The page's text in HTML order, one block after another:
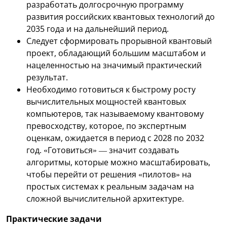
разработать долгосрочную программу
развития российских квантовых технологий до
2035 года и на дальнейший период.
Следует сформировать прорывной квантовый
проект, обладающий большим масштабом и
нацеленностью на значимый практический
результат.
Необходимо готовиться к быстрому росту
вычислительных мощностей квантовых
компьютеров, так называемому квантовому
превосходству, которое, по экспертным
оценкам, ожидается в период с 2028 по 2032
год. «Готовиться» — значит создавать
алгоритмы, которые можно масштабировать,
чтобы перейти от решения «пилотов» на
простых системах к реальным задачам на
сложной вычислительной архитектуре.
Практические задачи